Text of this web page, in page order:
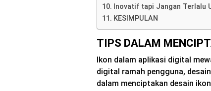
Inovatif tapi Jangan Terlalu
KESIMPULAN
TIPS DALAM
Ikon dalam aplikasi digital
digital ramah pengguna,
dalam menciptakan desain